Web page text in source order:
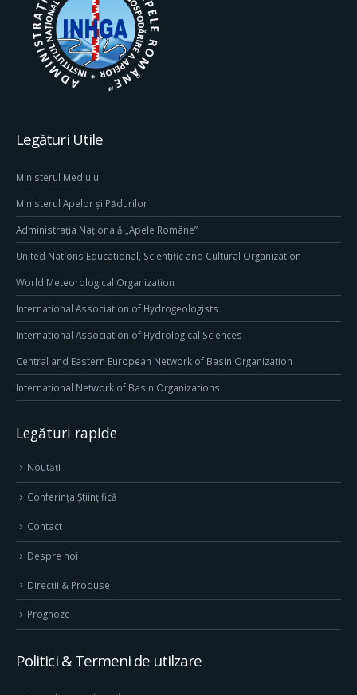
Legături Utile
Ministerul Mediului
Ministerul Apelor și Pădurilor
Administrația Națională „Apele Române”
United Nations Educational, Scientific and Cultural Organization
World Meteorological Organization
International Association of Hydrogeologists
International Association of Hydrological Sciences
Central and Eastern European Network of Basin Organization
International Network of Basin Organizations
Legături rapide
Noutăți
Conferința Științifică
Contact
Despre noi
Direcţii & Produse
Prognoze
Politici & Termeni de utilzare